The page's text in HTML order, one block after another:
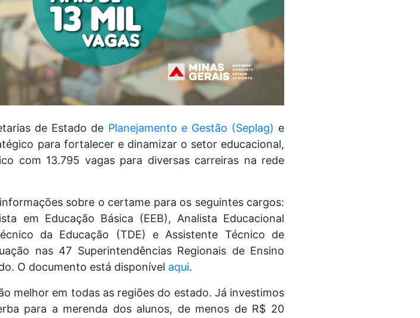
de Estado de Planejamento e Gestão (Seplag) e
para fortalecer e dinamizar o setor educacional,
com 13.795 vagas para diversas carreiras na rede
sobre o certame para os seguintes cargos:
em Educação Básica (EEB), Analista Educacional
da Educação (TDE) e Assistente Técnico de
nas 47 Superintendências Regionais de Ensino
O documento está disponível aqui.
melhor em todas as regiões do estado. Já investimos
para a merenda dos alunos, de menos de R$ 20